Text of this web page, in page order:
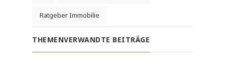
Ratgeber Immobilie
THEMENVERWANDTE BEITRÄGE